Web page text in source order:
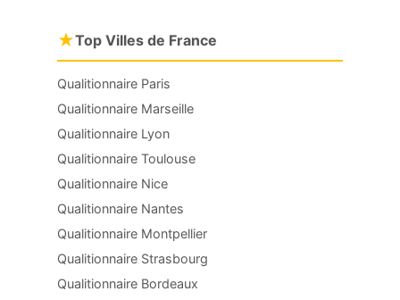
★Top Villes de France
Qualitionnaire Paris
Qualitionnaire Marseille
Qualitionnaire Lyon
Qualitionnaire Toulouse
Qualitionnaire Nice
Qualitionnaire Nantes
Qualitionnaire Montpellier
Qualitionnaire Strasbourg
Qualitionnaire Bordeaux